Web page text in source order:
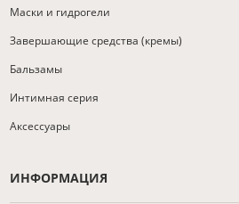
Маски и гидрогели
Завершающие средства (кремы)
Бальзамы
Интимная серия
Аксессуары
ИНФОРМАЦИЯ